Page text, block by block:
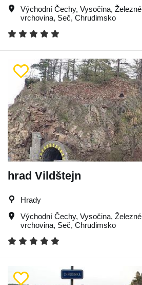
Východní Čechy, Vysočina,
vrchovina, Seč, Chrudimsko
hrad Vildštejn
Hrady
Východní Čechy, Vysočina,
vrchovina, Seč, Chrudimsko